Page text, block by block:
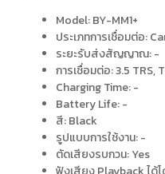
Model: BY-MM1+
ประเภทการเชื่อมต่อ:
ระยะรับส่งสัญญาณ: -
การเชื่อมต่อ: 3.5 TRS,
Charging Time: -
Battery Life: -
สี: Black
รูปแบบการใช้งาน: -
ตัดเสียงรบกวน: Yes